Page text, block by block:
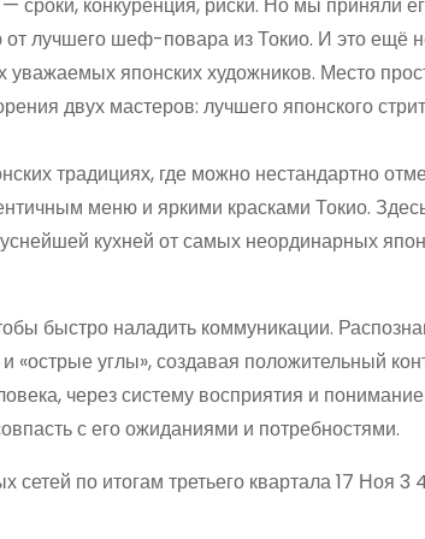
лучшего шеф-повара из Токио. И это ещё
японских художников. Место
двух мастеров: лучшего японского
традициях, где можно нестандартно
меню и яркими красками Токио.
кухней от самых неординарных
быс­тро наладить ком­муника­ции.
углы», создавая положительный
через систему восприятия и
с его ожиданиями и потребностями.
по итогам третьего квартала 17 Ноя 3